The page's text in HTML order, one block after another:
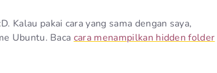
Kalau pakai cara yang sama dengan saya,
Ubuntu. Baca cara menampilkan hidden folder